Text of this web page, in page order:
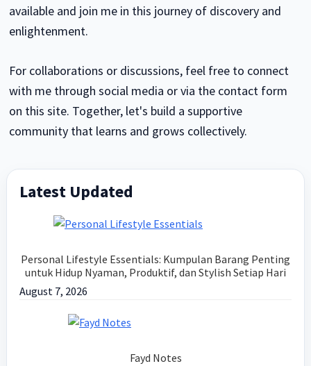
available and join me in this journey of discovery and
enlightenment.
For collaborations or discussions, feel free to connect
with me through social media or via the contact form
on this site. Together, let's build a supportive
community that learns and grows collectively.
Sidebar
Latest Updated
Personal Lifestyle Essentials: Kumpulan Barang Penting
untuk Hidup Nyaman, Produktif, dan Stylish Setiap Hari
August 7, 2026
Fayd Notes